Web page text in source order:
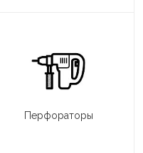
Перфораторы